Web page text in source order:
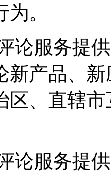
。
论服务提
新产品、
区、直辖
论服务提